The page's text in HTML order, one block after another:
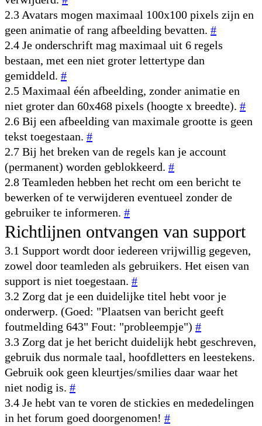
2.3 Avatars mogen maximaal 100x100 pixels zijn en
geen animatie of rang afbeelding bevatten. #
2.4 Je onderschrift mag maximaal uit 6 regels
bestaan, met een niet groter lettertype dan
gemiddeld. #
2.5 Maximaal één afbeelding, zonder animatie en
niet groter dan 60x468 pixels (hoogte x breedte). #
2.6 Bij een afbeelding van maximale grootte is geen
tekst toegestaan. #
2.7 Bij het breken van de regels kan je account
(permanent) worden geblokkeerd. #
2.8 Teamleden hebben het recht om een bericht te
bewerken of te verwijderen eventueel zonder de
gebruiker te informeren. #
Richtlijnen ontvangen van support
3.1 Support wordt door iedereen vrijwillig gegeven,
zowel door teamleden als gebruikers. Het eisen van
support is niet toegestaan. #
3.2 Zorg dat je een duidelijke titel hebt voor je
onderwerp. (Goed: "Plaatsen van bericht geeft
foutmelding 643" Fout: "probleempje") #
3.3 Zorg dat je het bericht duidelijk hebt geschreven,
gebruik dus normale taal, hoofdletters en leestekens.
Gebruik ook geen kleurtjes/smilies daar waar het
niet nodig is. #
3.4 Je hebt van te voren de stickies en mededelingen
in het forum goed doorgenomen! #